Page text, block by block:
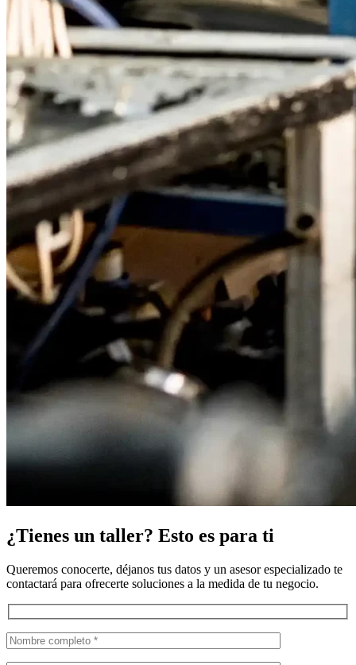
¿Tienes un taller? Esto es para ti
Queremos conocerte, déjanos tus datos y un asesor especializado te
contactará para ofrecerte soluciones a la medida de tu negocio.